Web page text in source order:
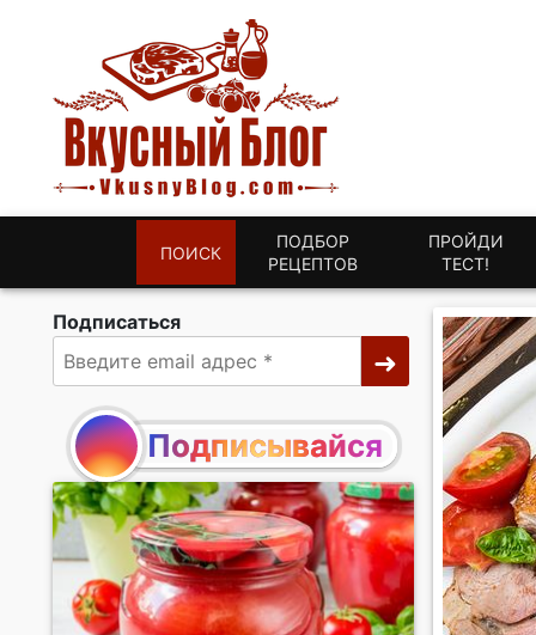
ПОИСК
ПОДБОР
РЕЦЕПТОВ
ПРОЙДИ
ТЕСТ!
Подписаться
Подписывайся